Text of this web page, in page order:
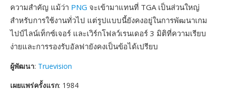
ความสำคัญ แม้ว่า PNG จะเข้ามาแทนที่ TGA เป็นส่วนใหญ่
สำหรับการใช้งานทั่วไป แต่รูปแบบนี้ยังคงอยู่ในการพัฒนาเกม
ไปป์ไลน์เท็กซ์เจอร์ และเวิร์กโฟลว์เรนเดอร์ 3 มิติที่ความเรียบ
ง่ายและการรองรับอัลฟายังคงเป็นข้อได้เปรียบ
ผู้พัฒนา: Truevision
เผยแพร่ครั้งแรก: 1984